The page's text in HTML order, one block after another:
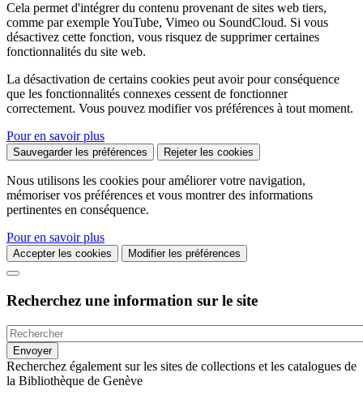
Cela permet d'intégrer du contenu provenant de sites web tiers,
comme par exemple YouTube, Vimeo ou SoundCloud. Si vous
désactivez cette fonction, vous risquez de supprimer certaines
fonctionnalités du site web.
La désactivation de certains cookies peut avoir pour conséquence
que les fonctionnalités connexes cessent de fonctionner
correctement. Vous pouvez modifier vos préférences à tout moment.
Pour en savoir plus
Sauvegarder les préférences Rejeter les cookies
Nous utilisons les cookies pour améliorer votre navigation,
mémoriser vos préférences et vous montrer des informations
pertinentes en conséquence.
Pour en savoir plus
Accepter les cookies Modifier les préférences
Recherchez une information sur le site
Recherchez également sur les sites de collections et les catalogues de
la Bibliothèque de Genève